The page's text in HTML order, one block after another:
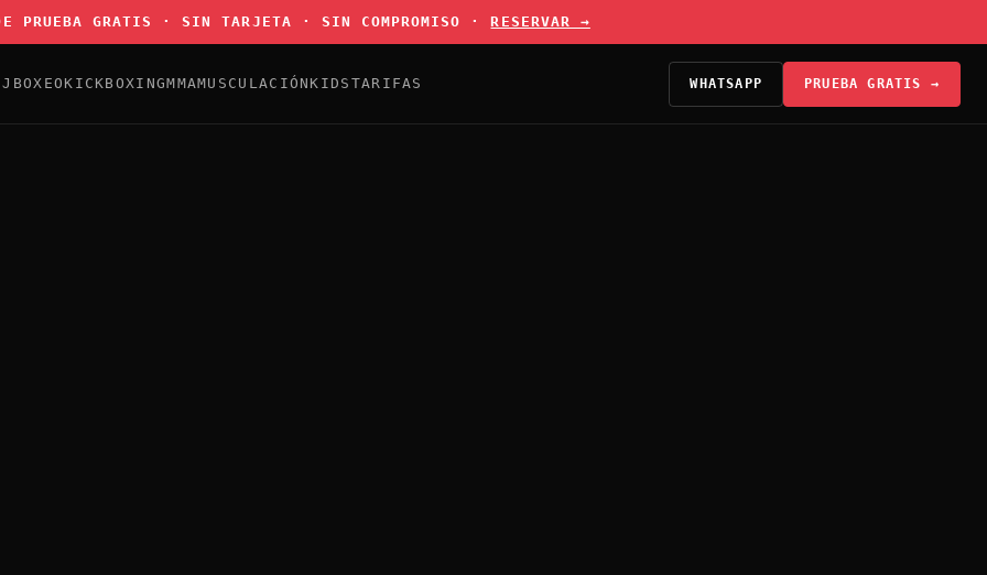
PRUEBA GRATIS · SIN TARJETA · SIN COMPROMISO ·RESERVAR →
BOXEO KICKBOXINGMMAMUSCULACIÓN KIDS TARIFAS WHATSAPP PRUEBA GRATIS →